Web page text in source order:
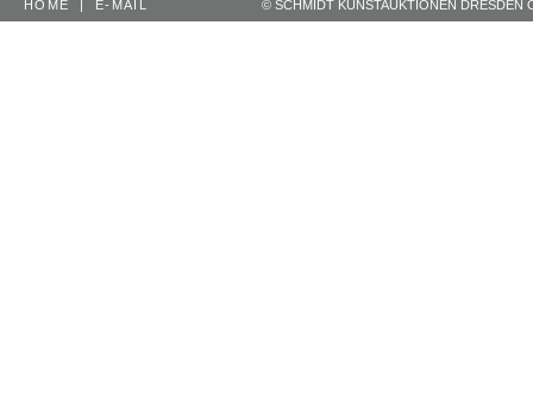
HOME | E-MAIL © SCHMIDT KUNSTAUKTIONEN DRESDEN